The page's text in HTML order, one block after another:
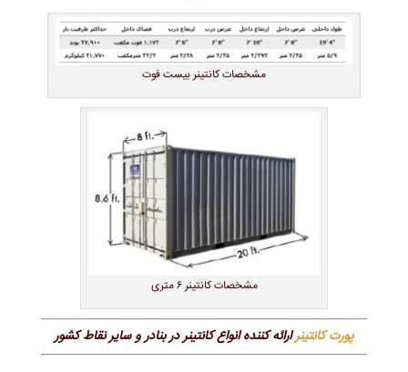
مشخصات کانتینر بیست فوت
مشخصات کانتینر ۶ متری
پورت کانتینرارائه کننده انواع کانتینر در بنادر و سایر نقاط کشور